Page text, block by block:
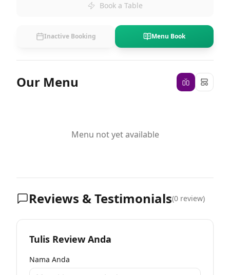
Book a Table
Inactive Booking Menu Book
Our Menu
Menu not yet available
Reviews & Testimonials(0 review)
Tulis Review Anda
Nama Anda